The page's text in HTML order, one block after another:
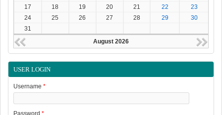
17
18 19 20 21 22
23
24
25 26 27 28 29
30
31
August 2026
USER LOGIN
Username *
Password *